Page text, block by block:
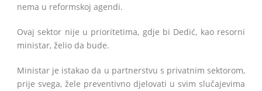
nema u reformskoj agendi.
Ovaj sektor nije u prioritetima, gdje bi Dedić, kao resorni
ministar, želio da bude.
Ministar je istakao da u partnerstvu s privatnim sektorom,
prije svega, žele preventivno djelovati u svim slučajevima